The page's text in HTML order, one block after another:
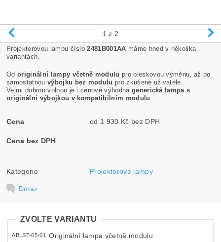
1 z 2
Projektorovou lampu číslo2481B001AA máme hned v několika
variantách.
Odoriginální lampy včetně modulu pro bleskovou výměnu, až po
samostatnou výbojku bez modulu pro zkušené uživatele.
Velmi dobrou volbou je i cenově výhodná generická lampa s
originální výbojkou v kompatibilním modulu
Cena od 1 930 Kč bez DPH
Cena bez DPH
Kategorie Projektorové lampy
Dotaz
ZVOLTE VARIANTU
ABLST-65-01
Originální lampa včetně modulu